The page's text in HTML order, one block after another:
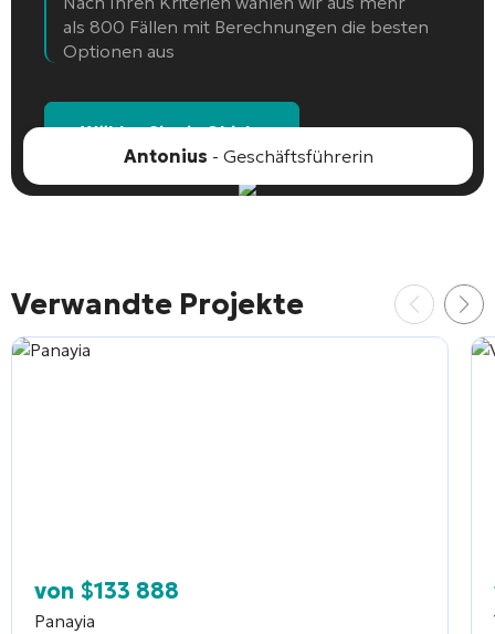
als 800 Fällen mit Berechnungen die besten
Optionen aus
Wählen Sie ein Objekt
Antonius - Geschäftsführerin
Verwandte Projekte
von $133 888
Panayia